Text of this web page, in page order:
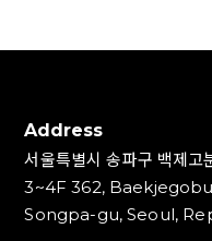
Address
서울특별시 송파구 백제
3~4F 362,
Songpa-gu, Seoul,